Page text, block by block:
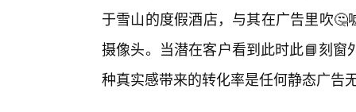
于雪山的度假酒店，与其在广告里吹🤔
摄像头。当潜在客户看到此时此📘刻
种真实感带来的转化率是任何静态广告